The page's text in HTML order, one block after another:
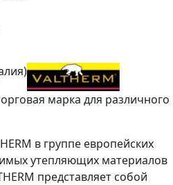
марка для различного
в группе европейских
утепляющих материалов
представляет собой